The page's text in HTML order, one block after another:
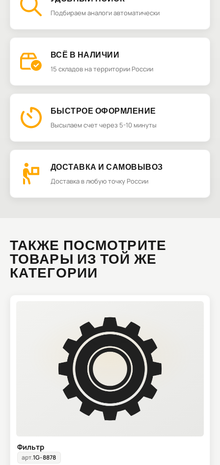
Подбираем аналоги автоматически
ВСЁ В НАЛИЧИИ
15 складов на территории России
БЫСТРОЕ ОФОРМЛЕНИЕ
Высылаем счет через 5-10 минуты
ДОСТАВКА И САМОВЫВОЗ
Доставка в любую точку России
ТАКЖЕ ПОСМОТРИТЕ
ТОВАРЫ ИЗ ТОЙ ЖЕ
КАТЕГОРИИ
Фильтр
арт.1G-8878